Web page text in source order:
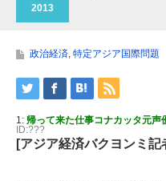
2013
政治経済, 特定アジア国際問題
1: 帰って来た仕事コナカッタ元
ID:???
[アジア経済バクヨンミ記